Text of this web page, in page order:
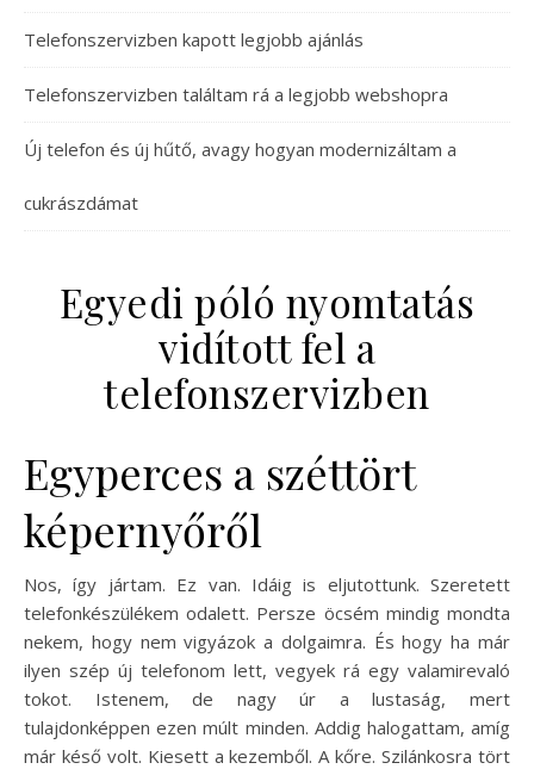
Telefonszervizben kapott legjobb ajánlás
Telefonszervizben találtam rá a legjobb webshopra
Új telefon és új hűtő, avagy hogyan modernizáltam a
cukrászdámat
Egyedi póló nyomtatás
vidított fel a
telefonszervizben
Egyperces a széttört
képernyőről
Nos, így jártam. Ez van. Idáig is eljutottunk. Szeretett
telefonkészülékem odalett. Persze öcsém mindig mondta
nekem, hogy nem vigyázok a dolgaimra. És hogy ha már
ilyen szép új telefonom lett, vegyek rá egy valamirevaló
tokot. Istenem, de nagy úr a lustaság, mert
tulajdonképpen ezen múlt minden. Addig halogattam, amíg
már késő volt. Kiesett a kezemből. A kőre. Szilánkosra tört